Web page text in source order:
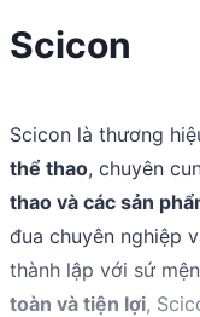
Scicon
Scicon là thương
thể thao, chuyên
thao và các sản
đua chuyên nghiệp
thành lập với sứ
toàn và tiện lợi,